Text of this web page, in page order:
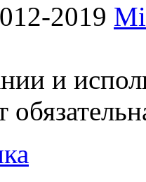
2019
и